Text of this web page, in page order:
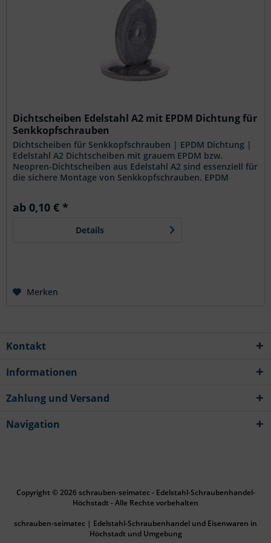
Dichtscheiben Edelstahl A2 mit EPDM Dichtung für
Senkkopfschrauben
Dichtscheiben für Senkkopfschrauben | EPDM Dichtung |
Edelstahl A2 Dichtscheiben mit grauem EPDM bzw.
Neopren-Dichtscheiben aus Edelstahl A2 sind essenziell für
die sichere Montage von Senkkopfschrauben. EPDM
Materialien sind bekannt für ihre Beständigkeit gegen
EPDM Dichtscheiben bzw. Neopren-Scheiben mit
ab 0,10 € *
Details
Merken
Kontakt
Informationen
Zahlung und Versand
Navigation
Copyright © 2026 schrauben-seimatec - Edelstahl-Schraubenhandel-
Höchstadt - Alle Rechte vorbehalten
schrauben-seimatec | Edelstahl-Schraubenhandel und Eisenwaren in
Höchstadt und Umgebung